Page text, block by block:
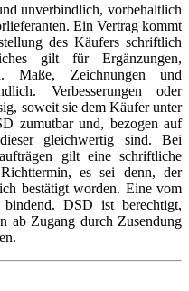
unverbindlich, vorbehaltlich
Ein Vertrag kommt
des Käufers schriftlich
gilt für Ergänzungen,
Maße, Zeichnungen und
Verbesserungen oder
soweit sie dem Käufer unter
zumutbar und, bezogen auf
gleichwertig sind. Bei
gilt eine schriftliche
es sei denn, der
bestätigt worden. Eine vom
DSD ist berechtigt,
ab Zugang durch Zusendung